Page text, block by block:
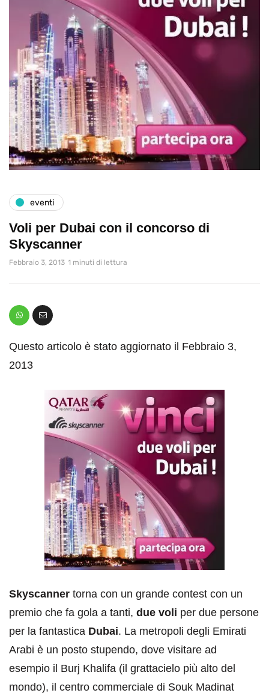
eventi
Voli per Dubai con il concorso di
Skyscanner
Febbraio 3, 2013 1 minuti di lettura
Questo articolo è stato aggiornato il Febbraio 3,
2013
Skyscanner torna con un grande contest con un
premio che fa gola a tanti, due voli per due persone
per la fantastica Dubai. La metropoli degli Emirati
Arabi è un posto stupendo, dove visitare ad
esempio il Burj Khalifa (il grattacielo più alto del
mondo), il centro commerciale di Souk Madinat